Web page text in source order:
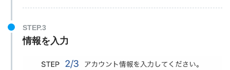
STEP.3
情報を入力